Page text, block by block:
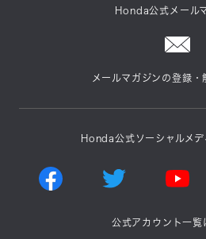
Honda公式メール
メールマガジンの登録・
Honda公式ソーシャルメデ
公式アカウント一覧